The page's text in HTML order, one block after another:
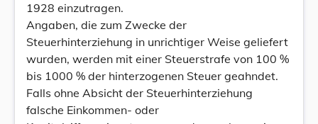
1928 einzutragen.
Angaben, die zum Zwecke der
Steuerhinterziehung in unrichtiger Weise geliefert
wurden, werden mit einer Steuerstrafe von 100 %
bis 1000 % der hinterzogenen Steuer geahndet.
Falls ohne Absicht der Steuerhinterziehung
falsche Einkommen- oder